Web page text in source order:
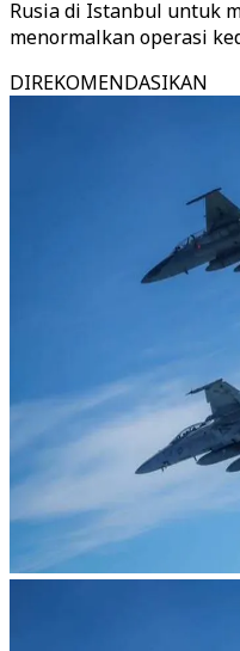
Rusia di Istanbul untuk
menormalkan operasi
DIREKOMENDASIKAN